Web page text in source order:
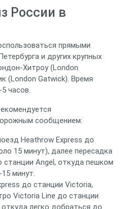
России в
прямыми
и других крупных
(London
(London Gatwick). Время
часов.
сообщением:
Heathrow Express до
15 минут), далее пересадка
станции Angel, откуда пешком
минут.
до станции Victoria,
Victoria Line до станции
откуда легко добраться до